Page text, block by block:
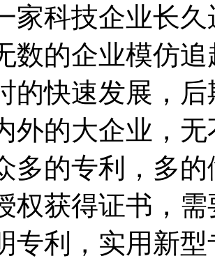
家科技企业长
数的企业模仿
的快速发展，
外的大企业，
多的专利，多
权获得证书，
专利，实用新